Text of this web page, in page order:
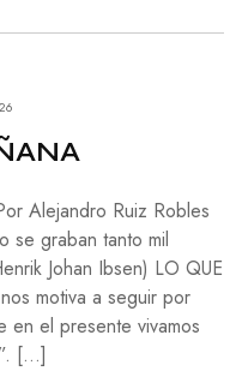
Alejandro Ruiz Robles
graban tanto mil
Johan Ibsen) LO QUE
motiva a seguir por
en el presente vivamos
[…]